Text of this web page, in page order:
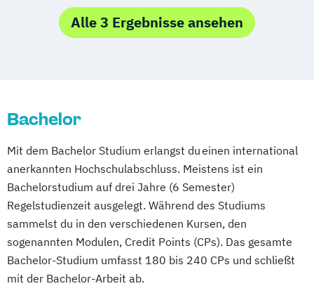
MSc Psychologische
Medizin/Komplementäre Medizin
Körperpsychologie
Systemisches Coaching
MSc Systemische Therapie & Systemische
Beratung
MSc Verhaltenspsychologie und
Organisationspsychologie
MSc Vertriebspsychologie und
Vertriebsmanagement
Wiesbaden Regenstauf Dresden
Hoyerswerda Magdeburg Ostfildern
Empowerment
Psychosoziale Beratung in Sozialer Arbeit
Alle 3 Ergebnisse ansehen
Bachelor
Mit dem Bachelor Studium erlangst du einen international
anerkannten Hochschulabschluss. Meistens ist ein
Bachelorstudium auf drei Jahre (6 Semester)
Regelstudienzeit ausgelegt. Während des Studiums
sammelst du in den verschiedenen Kursen, den
sogenannten Modulen, Credit Points (CPs). Das gesamte
Bachelor-Studium umfasst 180 bis 240 CPs und schließt
mit der Bachelor-Arbeit ab.